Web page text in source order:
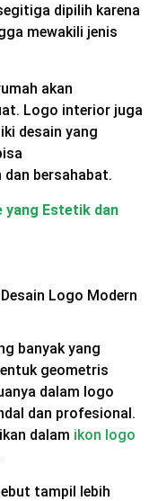
dipilih karena
mewakili jenis
akan
Logo interior juga
desain yang
dan bersahabat.
yang Estetik dan
banyak yang
geometris
dalam logo
dan profesional.
dalam ikon logo
tampil lebih